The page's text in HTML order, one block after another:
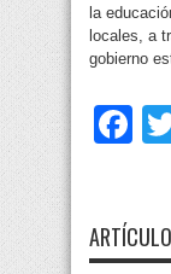
la
locales, a
gobierno